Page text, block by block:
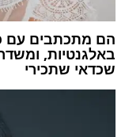
הם מתכתבים עם
באלגנטיות,
שכדאי שתכירי